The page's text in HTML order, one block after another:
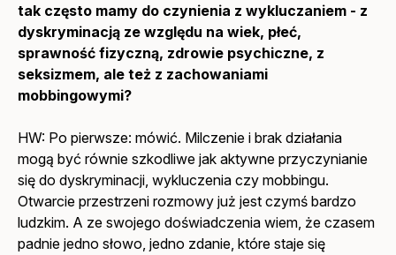
tak często mamy do czynienia z wykluczaniem - z
dyskryminacją ze względu na wiek, płeć,
sprawność fizyczną, zdrowie psychiczne, z
seksizmem, ale też z zachowaniami
mobbingowymi?
HW: Po pierwsze: mówić. Milczenie i brak działania
mogą być równie szkodliwe jak aktywne przyczynianie
się do dyskryminacji, wykluczenia czy mobbingu.
Otwarcie przestrzeni rozmowy już jest czymś bardzo
ludzkim. A ze swojego doświadczenia wiem, że czasem
padnie jedno słowo, jedno zdanie, które staje się